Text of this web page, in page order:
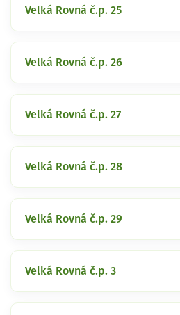
Velká Rovná č.p. 25
Velká Rovná č.p. 26
Velká Rovná č.p. 27
Velká Rovná č.p. 28
Velká Rovná č.p. 29
Velká Rovná č.p. 3